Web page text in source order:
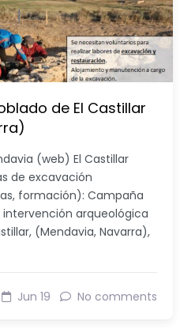
de El Castillar
(web) El Castillar
de excavación
formación): Campaña
intervención arqueológica
(Mendavia, Navarra),
Jun 19 No comments